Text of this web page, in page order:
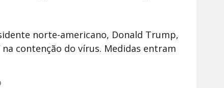
norte-americano, Donald Trump,
contenção do vírus. Medidas entram